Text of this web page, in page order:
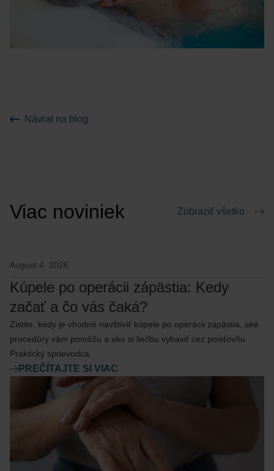
Návrat na blog
Viac noviniek Zobraziť všetko
August 4, 2026
Kúpele po operácii zápästia: Kedy
začať a čo vás čaká?
Zistite, kedy je vhodné navštíviť kúpele po operácii zápästia, aké
procedúry vám pomôžu a ako si liečbu vybaviť cez poisťovňu.
Praktický sprievodca.
PREČÍTAJTE SI VIAC